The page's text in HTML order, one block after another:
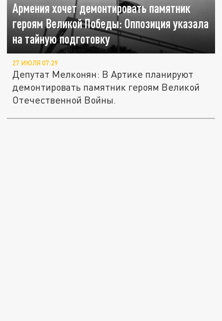
Армения хочет демонтировать памятник
героям Великой Победы: Оппозиция указала
на тайную подготовку
27 ИЮЛЯ 07:29
Депутат Мелконян: В Артике планируют
демонтировать памятник героям Великой
Отечественной Войны.